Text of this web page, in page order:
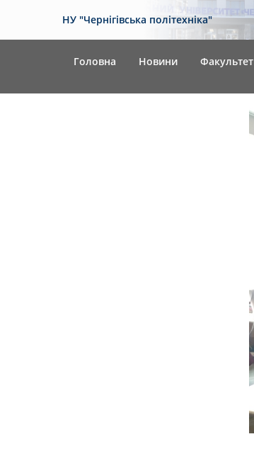
НУ "Чернігівська політехніка"
Головна Новини Факультет